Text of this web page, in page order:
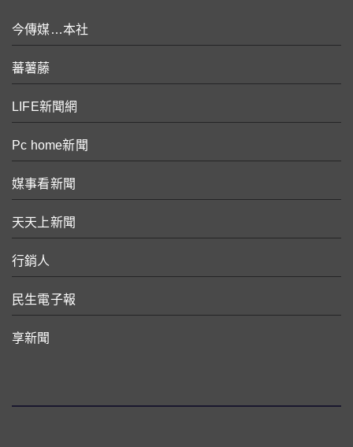
今傳媒…本社
蕃薯藤
LIFE新聞網
Pc home新聞
媒事看新聞
天天上新聞
行銷人
民生電子報
享新聞